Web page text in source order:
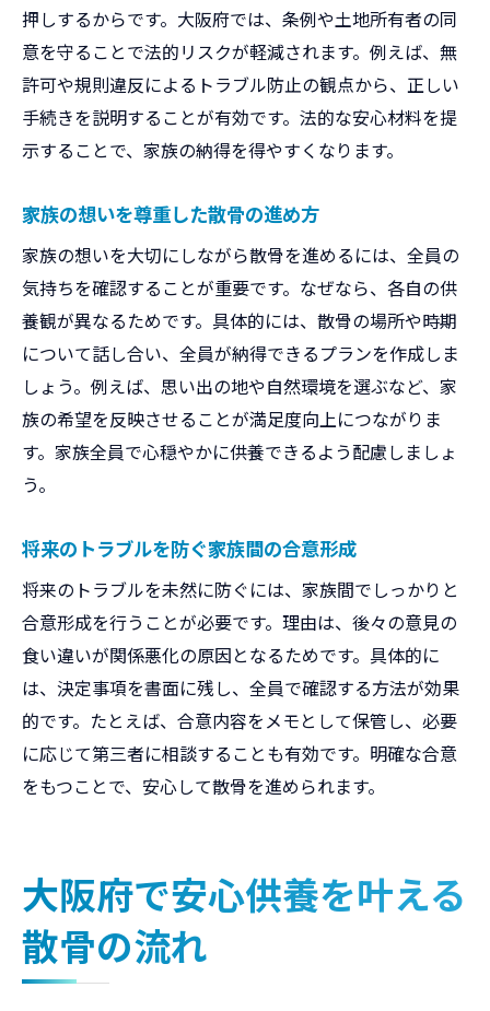
押しするからです。大阪府では、条例や土地所有者の同
意を守ることで法的リスクが軽減されます。例えば、無
許可や規則違反によるトラブル防止の観点から、正しい
手続きを説明することが有効です。法的な安心材料を提
示することで、家族の納得を得やすくなります。
家族の想いを尊重した散骨の進め方
家族の想いを大切にしながら散骨を進めるには、全員の
気持ちを確認することが重要です。なぜなら、各自の供
養観が異なるためです。具体的には、散骨の場所や時期
について話し合い、全員が納得できるプランを作成しま
しょう。例えば、思い出の地や自然環境を選ぶなど、家
族の希望を反映させることが満足度向上につながりま
す。家族全員で心穏やかに供養できるよう配慮しましょ
う。
将来のトラブルを防ぐ家族間の合意形成
将来のトラブルを未然に防ぐには、家族間でしっかりと
合意形成を行うことが必要です。理由は、後々の意見の
食い違いが関係悪化の原因となるためです。具体的に
は、決定事項を書面に残し、全員で確認する方法が効果
的です。たとえば、合意内容をメモとして保管し、必要
に応じて第三者に相談することも有効です。明確な合意
をもつことで、安心して散骨を進められます。
大阪府で安心供養を叶える
散骨の流れ